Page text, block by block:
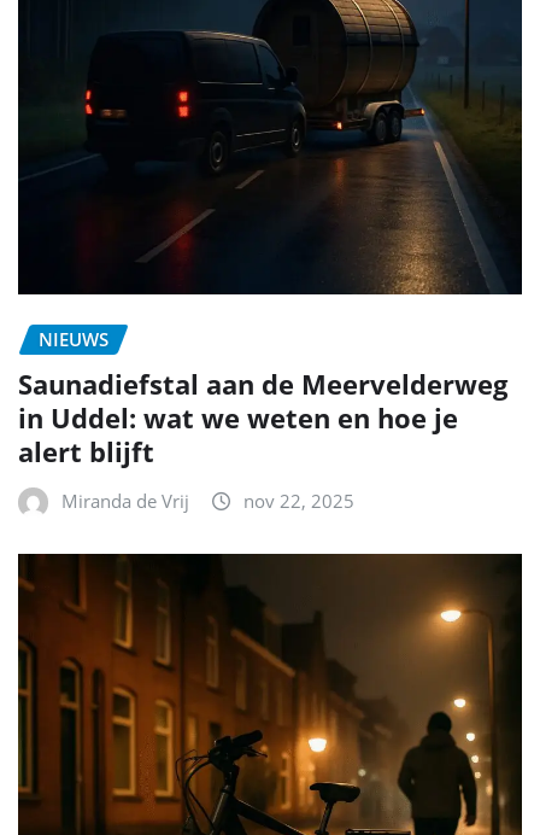
NIEUWS
Saunadiefstal aan de Meervelderweg
in Uddel: wat we weten en hoe je
alert blijft
Miranda de Vrij nov 22, 2025